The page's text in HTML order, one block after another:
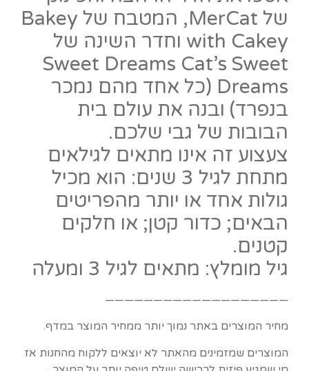
של MerCat, המטבח של Bakey
with Cakey וחדר השינה של
Sweet Dreams Cat’s Sweet
Dreams (כל אחד מהם נמכר
בנפרד) ובנה את עולם בית
הבובות של גבי שלכם.
צעצוע זה אינו מתאים לגילאים
מתחת לגיל 3 שנים: הוא מכיל
גולות אחד או יותר מהפריטים
הבאים; כדור קטן; או חלקים
קטנים.
גיל מומלץ: מתאים לגיל 3 ומעלה
———————————————————
מחיר המוצרים באתר נמוך יותר ממחיר המוצר במדף.
המוצרים שמזמינים מהאתר לא יוצאים ללקוח מהחנות אז